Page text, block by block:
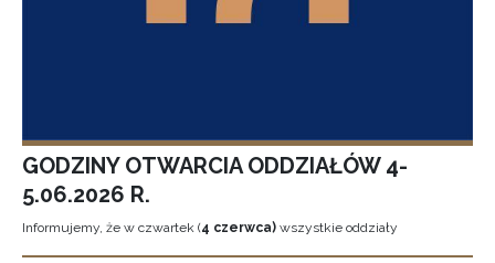
GODZINY OTWARCIA ODDZIAŁÓW 4-
5.06.2026 R.
Informujemy, że w czwartek (4 czerwca) wszystkie oddziały